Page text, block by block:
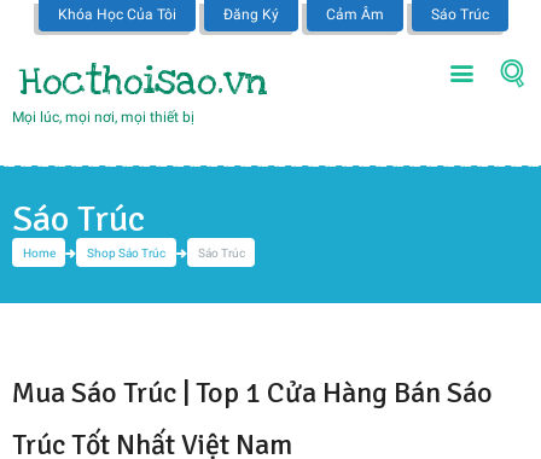
Khóa Học Của Tôi Đăng Ký Cảm Âm Sáo Trúc
Hocthoisao.vn
Mọi lúc, mọi nơi, mọi thiết bị
Home Shop Sáo Trúc Sáo Trúc
Sáo Trúc
Mua Sáo Trúc | Top 1 Cửa Hàng Bán Sáo
Trúc Tốt Nhất Việt Nam